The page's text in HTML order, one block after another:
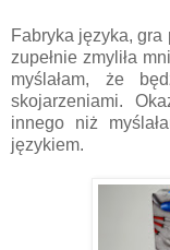
Fabryka języka,
zupełnie zmyliła
myślałam, że
skojarzeniami.
innego niż
językiem.